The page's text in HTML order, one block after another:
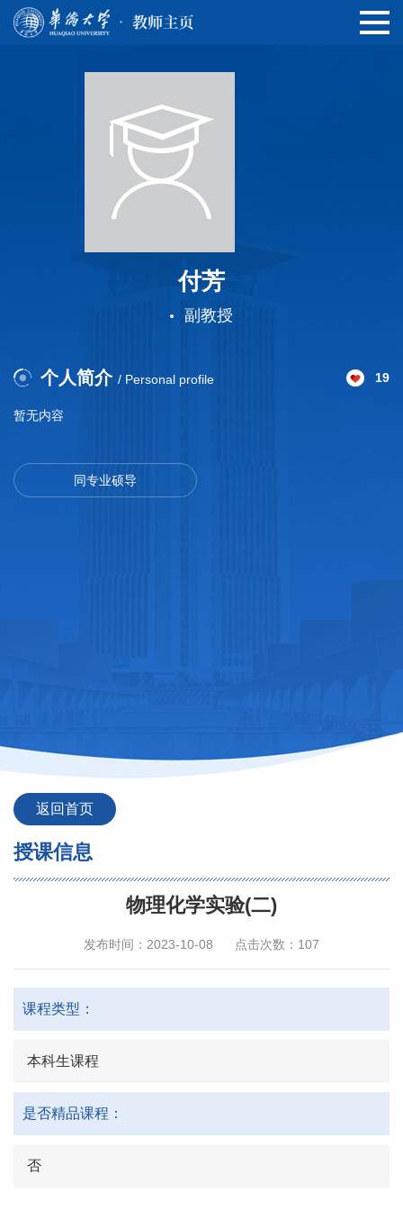
付芳
副教授
个人简介 / Personal profile 19
暂无内容
同专业硕导
返回首页
授课信息
物理化学实验(二)
发布时间：2023-10-08 点击次数： 107
课程类型：
本科生课程
是否精品课程：
否